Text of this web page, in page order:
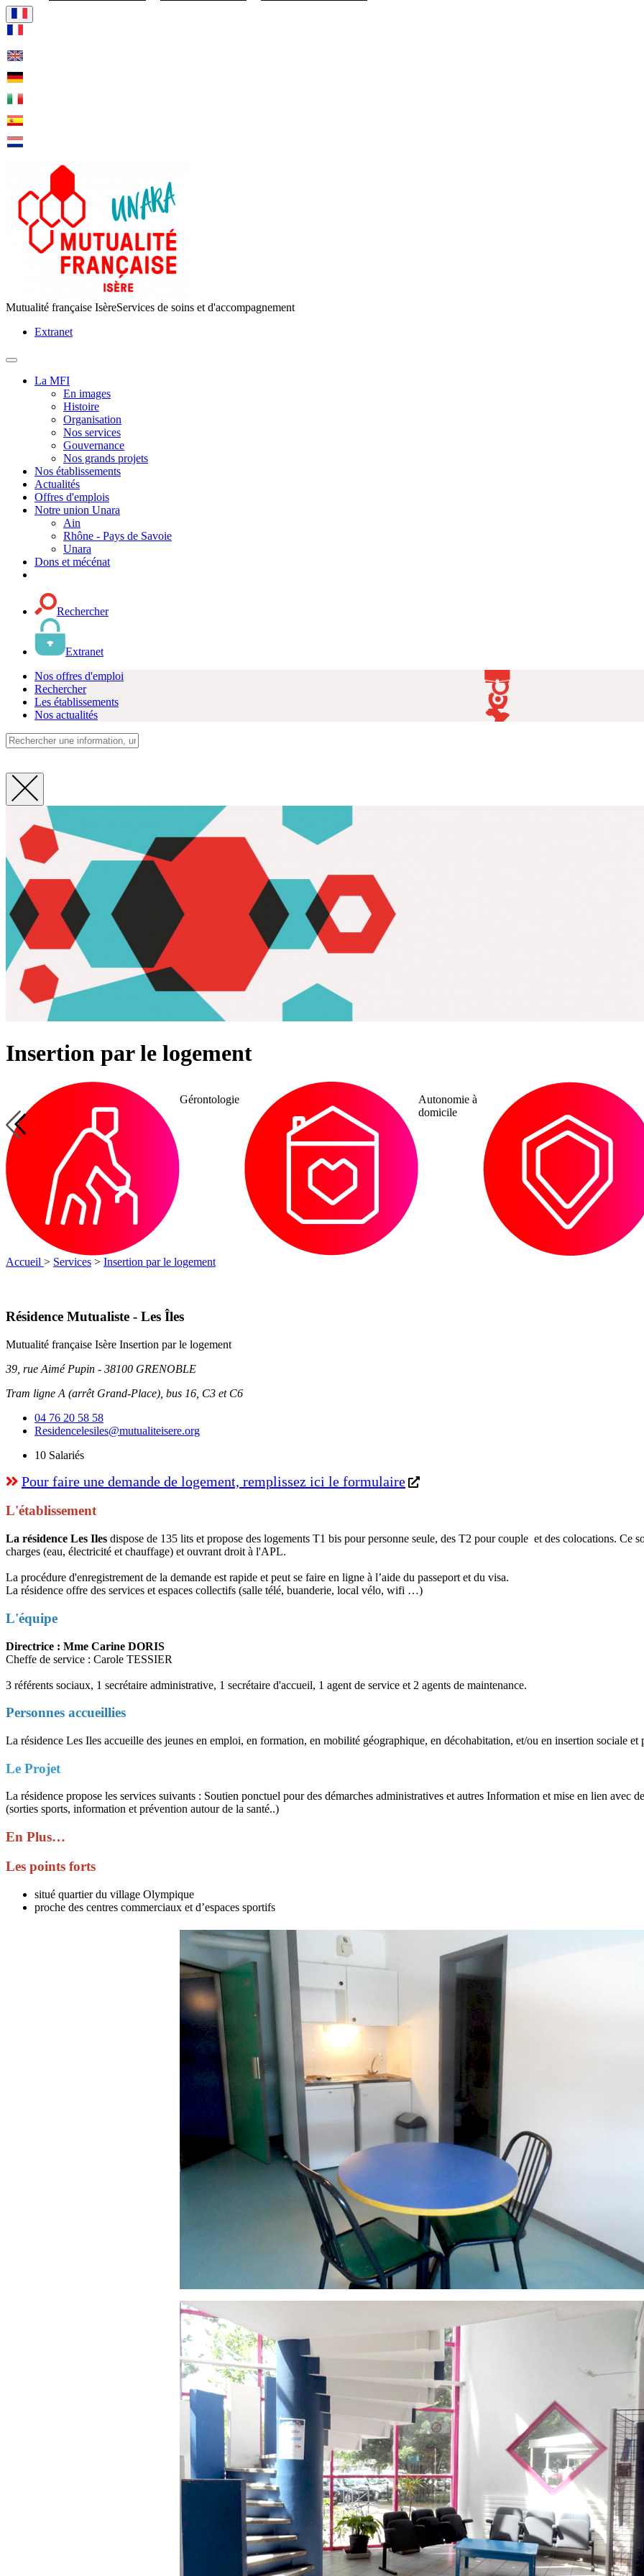
Mutualité française IsèreServices de soins et d'accompagnement
Extranet
MENU
PRINCIPAL
La MFI
En images
Histoire
Organisation
Nos services
Gouvernance
Nos grands projets
Nos établissements
Actualités
Offres d'emplois
Notre union Unara
Ain
Rhône - Pays de Savoie
Unara
Dons et mécénat
Rechercher
Extranet
Nos offres d'emploi
Rechercher
Les établissements
Nos actualités
Fermer
recherche
Insertion par le logement
Autonomie
domicile
Autonomie à
majeurs
Protection des
majeurs
Addictologie
Accueil > Services > Insertion par le logement
Résidence Mutualiste - Les Îles
Mutualité française Isère Insertion par le logement
39, rue Aimé Pupin - 38100 GRENOBLE
Tram ligne A (arrêt Grand-Place), bus 16, C3 et C6
04 76 20 58 58
Residencelesiles@mutualiteisere.org
10 Salariés
Pour faire une demande de logement, remplissez ici le formulaire
L'établissement
La résidence Les Iles dispose de 135 lits et propose des logements T1 bis pour personne seule, des T2 pour couple et des colocations. Ce
charges (eau, électricité et chauffage) et ouvrant droit à l'APL.
La procédure d'enregistrement de la demande est rapide et peut se faire en ligne à l’aide du passeport et du visa.
La résidence offre des services et espaces collectifs (salle télé, buanderie, local vélo, wifi …)
L'équipe
Directrice : Mme Carine DORIS
Cheffe de service : Carole TESSIER
3 référents sociaux, 1 secrétaire administrative, 1 secrétaire d'accueil, 1 agent de service et 2 agents de maintenance.
Personnes accueillies
La résidence Les Iles accueille des jeunes en emploi, en formation, en mobilité géographique, en décohabitation, et/ou en insertion sociale et
Le Projet
La résidence propose les services suivants : Soutien ponctuel pour des démarches administratives et autres Information et mise en lien avec
(sorties sports, information et prévention autour de la santé..)
En Plus…
Les points forts
situé quartier du village Olympique
proche des centres commerciaux et d’espaces sportifs